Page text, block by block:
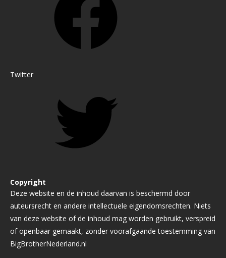
Twitter
Copyright
Deze website en de inhoud daarvan is beschermd door
auteursrecht en andere intellectuele eigendomsrechten. Niets
van deze website of de inhoud mag worden gebruikt, verspreid
of openbaar gemaakt, zonder voorafgaande toestemming van
BigBrotherNederland.nl